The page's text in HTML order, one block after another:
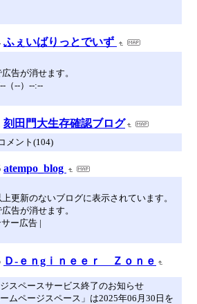
ふぇいばりっとでいず
告が消せます。
（--）--:--
刻田門大生存確認ブログ
メント(104)
atempo_blog
更新のないブログに表示されています。
告が消せます。
サー広告 |
Ｄ-ｅｎgｉｎｅｅｒ Ｚｏｎｅ
スペースサービス終了のお知らせ
ムページスペース」は2025年06月30日を